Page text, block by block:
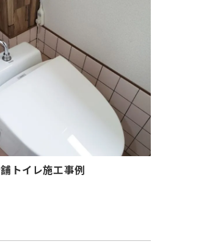
トイレ施工事例